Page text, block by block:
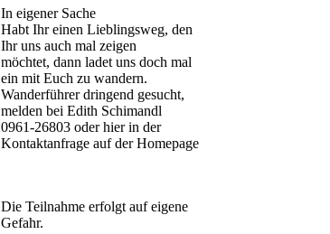
In eigener Sache
Habt Ihr einen Lieblingsweg, den
Ihr uns auch mal zeigen
möchtet, dann ladet uns doch mal
ein mit Euch zu wandern.
Wanderführer dringend gesucht,
melden bei Edith Schimandl
0961-26803 oder hier in der
Kontaktanfrage auf der Homepage
Die Teilnahme erfolgt auf eigene
Gefahr.